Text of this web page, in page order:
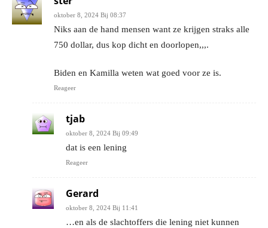
oktober 8, 2024 Bij 08:37
Niks aan de hand mensen want ze krijgen straks alle
750 dollar, dus kop dicht en doorlopen,,,.
Biden en Kamilla weten wat goed voor ze is.
Reageer
tjab
oktober 8, 2024 Bij 09:49
dat is een lening
Reageer
Gerard
oktober 8, 2024 Bij 11:41
…en als de slachtoffers die lening niet kunnen